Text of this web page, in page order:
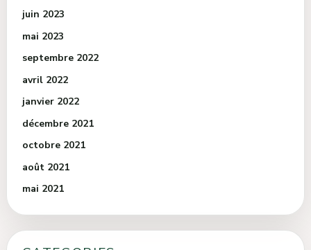
juin 2023
mai 2023
septembre 2022
avril 2022
janvier 2022
décembre 2021
octobre 2021
août 2021
mai 2021